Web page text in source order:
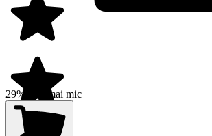
29% preț mai mic